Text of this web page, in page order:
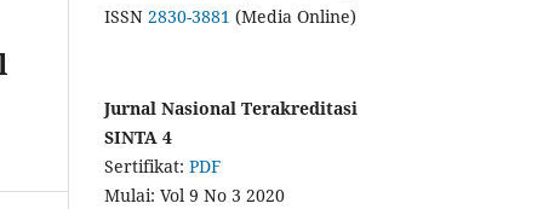
ISSN 2830-3881 (Media Online)
Jurnal Nasional Terakreditasi
SINTA 4
Sertifikat: PDF
Mulai: Vol 9 No 3 2020